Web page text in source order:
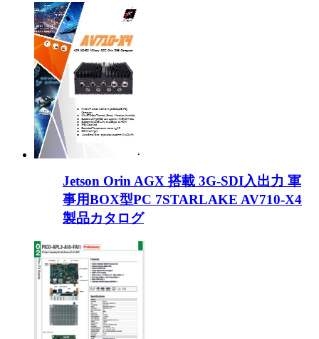
Jetson Orin AGX 搭載 3G-SDI入出力 軍
事用BOX型PC 7STARLAKE AV710-X4
製品カタログ